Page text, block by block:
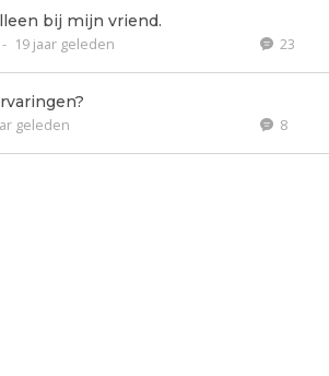
bij mijn vriend.
- 19 jaar geleden 23
geleden 8